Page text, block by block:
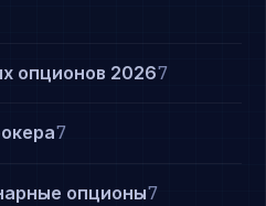
опционов 20267
7
опционы7